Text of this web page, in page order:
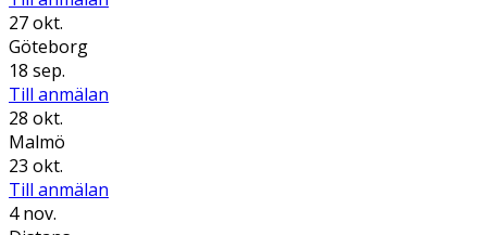
27 okt.
Göteborg
18 sep.
Till anmälan
28 okt.
Malmö
23 okt.
Till anmälan
4 nov.